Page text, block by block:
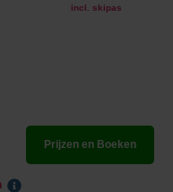
incl. skipas
Prijzen en Boeken